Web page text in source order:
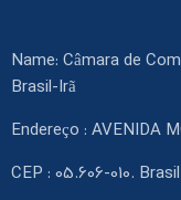
Name: Câmara de
Brasil-Irã
Endereço : AVENIDA
CEP : 05.606-010. Brasil